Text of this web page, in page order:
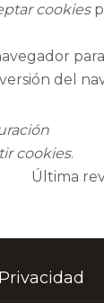
cookies
del
cookies.
Última